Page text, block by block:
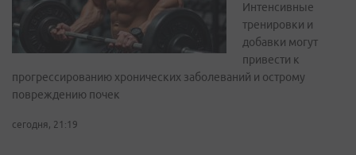
Интенсивные
тренировки и
добавки могут
привести к
прогрессированию хронических заболеваний и острому
повреждению почек
сегодня, 21:19